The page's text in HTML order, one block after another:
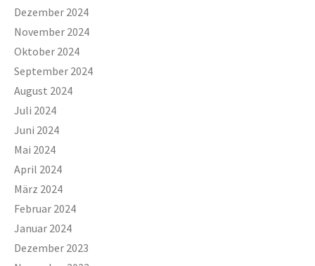
Dezember 2024
November 2024
Oktober 2024
September 2024
August 2024
Juli 2024
Juni 2024
Mai 2024
April 2024
März 2024
Februar 2024
Januar 2024
Dezember 2023